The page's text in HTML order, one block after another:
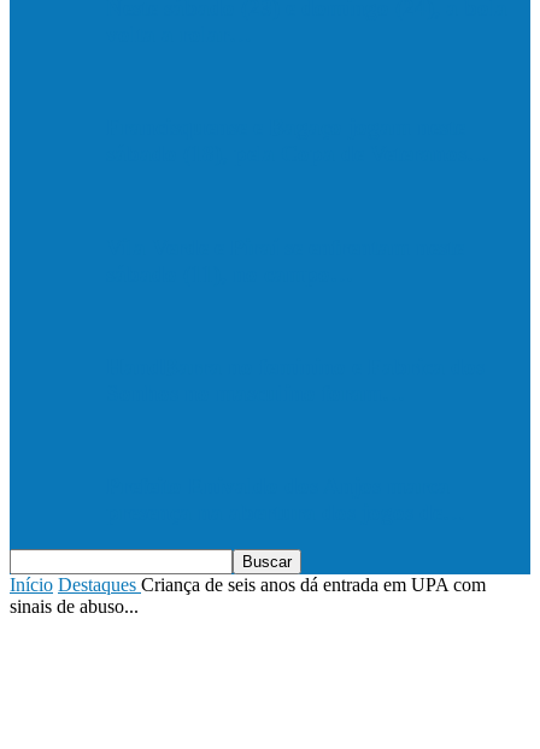
Início Destaques Criança de seis anos dá entrada em UPA com
sinais de abuso...